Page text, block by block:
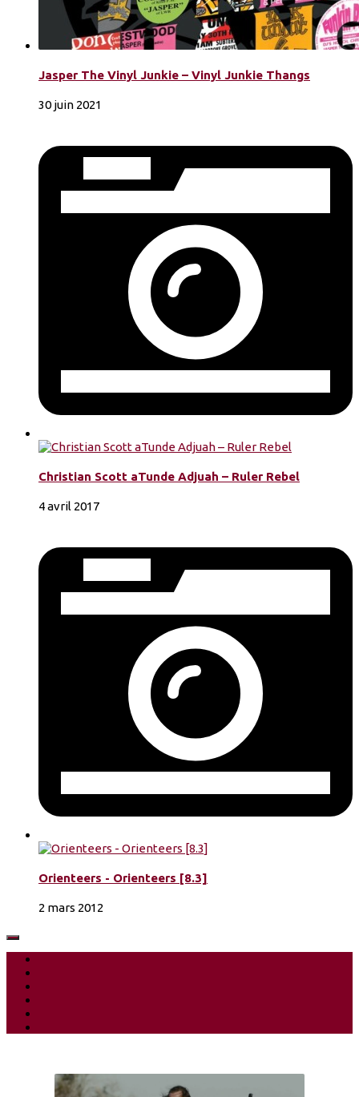
Jasper The Vinyl Junkie – Vinyl Junkie Thangs
30 juin 2021
Christian Scott aTunde Adjuah – Ruler Rebel
4 avril 2017
Orienteers - Orienteers [8.3]
2 mars 2012